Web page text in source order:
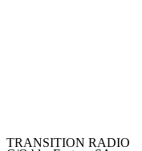
TRANSITION RADIO